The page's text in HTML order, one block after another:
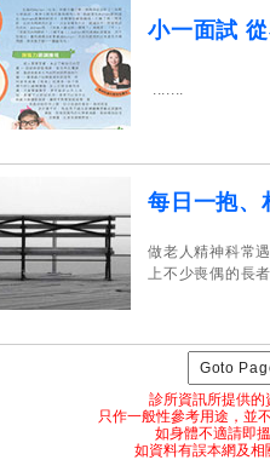
小一面試
.......
每日一抱、
做老人精神科常
上不少喪偶的長
診所資訊所提供的
只作一般性參考用途，並
如身體不適請即
如資料有誤本網及相